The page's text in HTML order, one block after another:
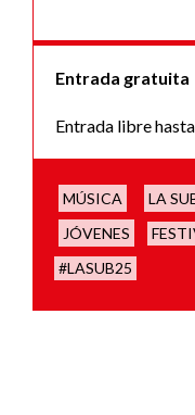
Entrada gratuita
Entrada libre
MÚSICA LA
JÓVENES
#LASUB25